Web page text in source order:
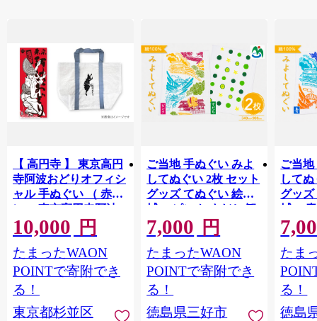
【 高円寺 】 東京高円
寺阿波おどりオフィシ
ャル 手ぬぐい （ 赤
）・ 東京高円寺阿波
おどりオフィシャル
ショッパーバッグ セ
ット 【2026年版】 描
き下ろし 書き下ろし
限定デザイン アート
ワーク オリジナルグ
ッズ
10,000 円
たまったWAON
POINTで寄附でき
る！
東京都杉並区
ご当地 手ぬぐい みよ
してぬぐい 2枚 セット
グッズ てぬぐい 絵手
拭い ピンク すだち 観
光 景色 かずら橋 落合
集落 古民家 大歩危峡
百年蔵 阿波池田たば
こ資料館 阿波池田本
町通り いけだ阿波お
どり お土産 日用品 フ
ァッション おしゃれ
7,000 円
たまったWAON
POINTで寄附でき
る！
徳島県三好市
ご当
して
グッ
拭い
色 か
古民家
蔵 阿
料館
り い
お土産
ション
たま
る！
徳島